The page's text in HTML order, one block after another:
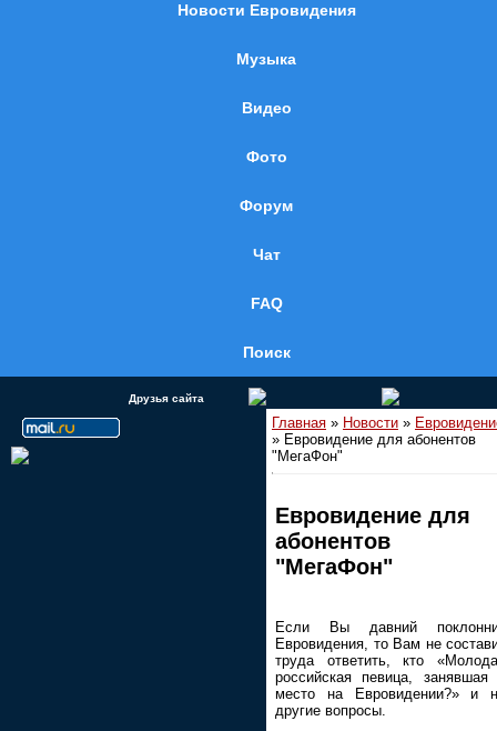
Новости Евровидения
Музыка
Видео
Фото
Форум
Чат
FAQ
Поиск
Друзья сайта
Главная » Новости »
» Евровидение для абонентов
"МегаФон"
Евровидение для
абонентов
"МегаФон"
Если Вы давний
Евровидения, то Вам не
труда ответить, кто
российская певица, занявшая
место на Евровидении?» и
другие вопросы.